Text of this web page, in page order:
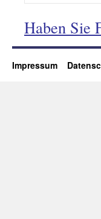
Haben Sie
Impressum